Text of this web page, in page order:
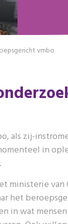
vmbo
als zij-
in
ministerie
het
in wat